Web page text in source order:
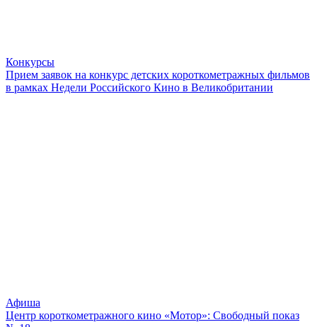
Конкурсы
Прием заявок на конкурс детских короткометражных фильмов
в рамках Недели Российского Кино в Великобритании
Афиша
Центр короткометражного кино «Мотор»: Свободный показ